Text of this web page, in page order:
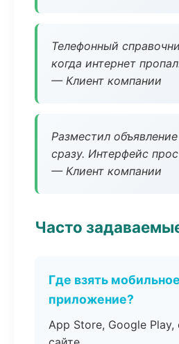
Телефонный
когда интернет
— Клиент компании
Разместил
сразу. Интерфейс
— Клиент компании
Часто
Где взять мобильное
приложение?
App Store, Google Play,